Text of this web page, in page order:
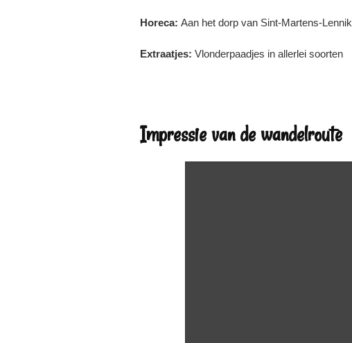
Horeca: Aan het dorp van Sint-Martens-Lennik
Extraatjes: Vlonderpaadjes in allerlei soorten
Impressie van de wandelroute